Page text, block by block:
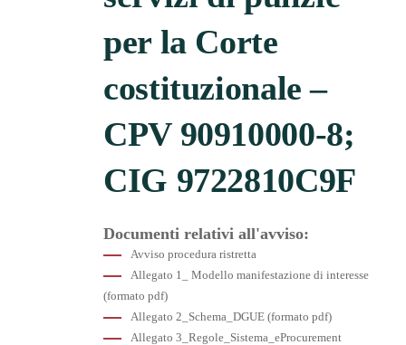
per la Corte
costituzionale –
CPV 90910000-8;
CIG 9722810C9F
Documenti relativi all'avviso:
Avviso procedura ristretta
Allegato 1_ Modello manifestazione di interesse
(formato pdf)
Allegato 2_Schema_DGUE (formato pdf)
Allegato 3_Regole_Sistema_eProcurement